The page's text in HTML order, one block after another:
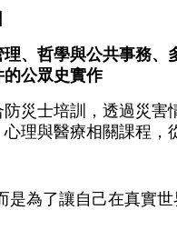
、哲學與公共事務
公眾史實作
防災士培訓，透過災
理與醫療相關課程，
是為了讓自己在真實